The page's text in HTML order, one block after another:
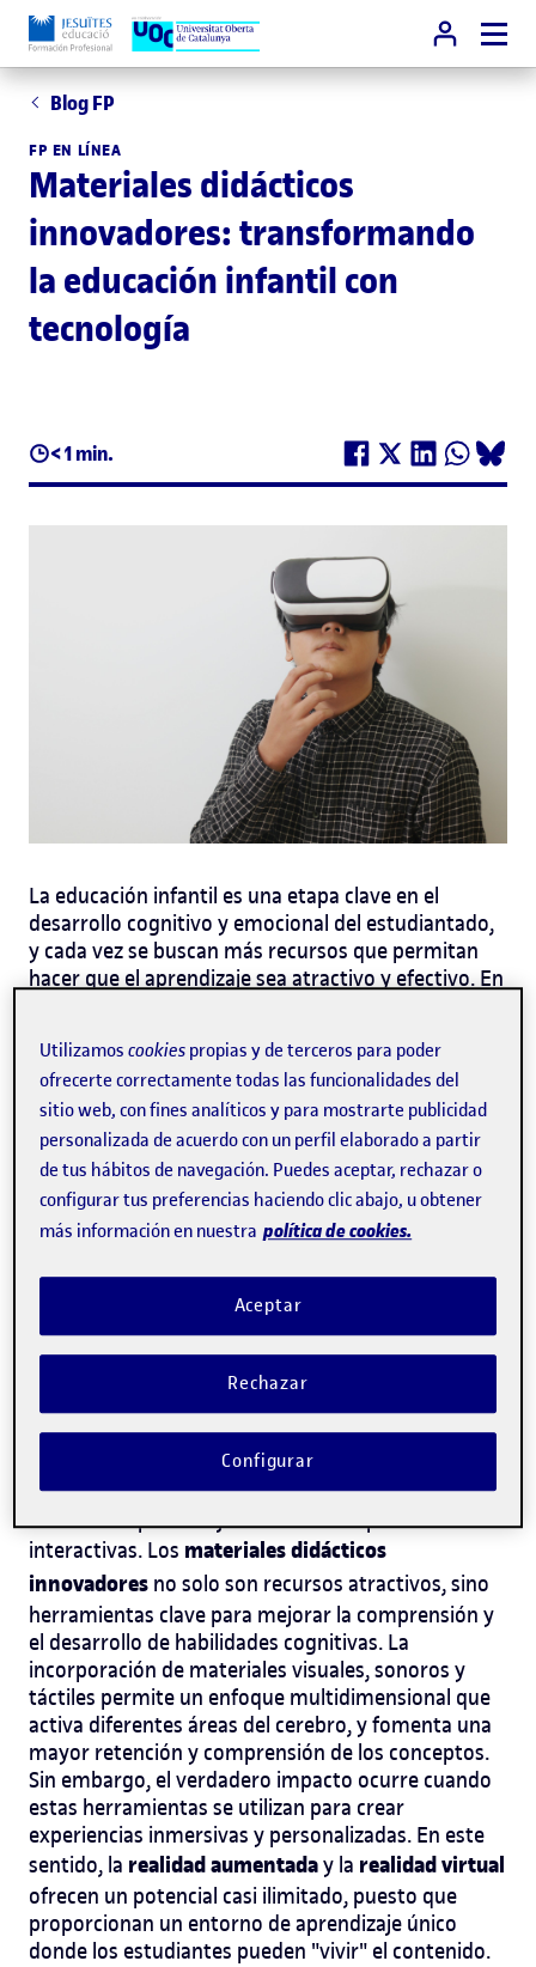
Blog FP
FP EN LÍNEA
Materiales didácticos
innovadores: transformando
la educación infantil con
tecnología
< 1 min.
La educación infantil es una etapa clave en el
desarrollo cognitivo y emocional del estudiantado,
y cada vez se buscan más recursos que permitan
hacer que el aprendizaje sea atractivo y efectivo. En
aumentada (RA)y larealidad virtual (RV)se han
posicionado como materiales didácticos
innovadores que ayudan a los niños y niñas a
interactuar con el contenido de forma inmersiva y
dinámica. En este artículo, exploraremos cómo
estas tecnologías están revolucionando la
educación infantil, cuál es su impacto en los
procesos de aprendizaje, y qué desafíos debemos
Materiales didácticos
innovadores: más que simples
juegos
En los últimos años, la educación ha experimentado
un giro hacia la integración de tecnologías que
facilitan el aprendizaje a través de experiencias
interactivas. Los materiales didácticos
innovadores no solo son recursos atractivos, sino
herramientas clave para mejorar la comprensión y
el desarrollo de habilidades cognitivas. La
incorporación de materiales visuales, sonoros y
táctiles permite un enfoque multidimensional que
activa diferentes áreas del cerebro, y fomenta una
mayor retención y comprensión de los conceptos.
Sin embargo, el verdadero impacto ocurre cuando
estas herramientas se utilizan para crear
experiencias inmersivas y personalizadas. En este
sentido, la realidad aumentaday la realidad virtual
ofrecen un potencial casi ilimitado, puesto que
proporcionan un entorno de aprendizaje único
donde los estudiantes pueden "vivir" el contenido.
Utilizamoscookies propias y de terceros para poder
ofrecerte correctamente todas las funcionalidades del
sitio web, con fines analíticos y para mostrarte publicidad
personalizada de acuerdo con un perfil elaborado a partir
de tus hábitos de navegación. Puedes aceptar, rechazar o
configurar tus preferencias haciendo clic abajo, u obtener
más información en nuestra política de cookies.
Rechazar
Aceptar
Configurar